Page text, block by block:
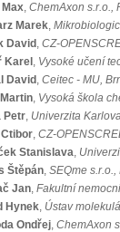
, ChemAxon s.r.o.,
Marek,
David , CZ-
Karel , Vysoké učení
David , Ceitec - MU,
, Vysoká škola
Petr, Univerzita
, CZ-
Stanislava,
Štěpán, SEQme s.r.o.,
Jan, Fakultní
Hynek, Ústav
Ondřej, ChemAxon